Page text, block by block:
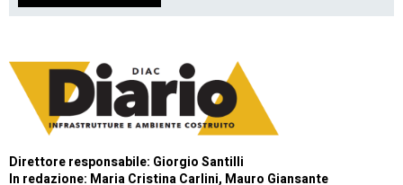
Direttore responsabile: Giorgio Santilli
In redazione: Maria Cristina Carlini, Mauro Giansante